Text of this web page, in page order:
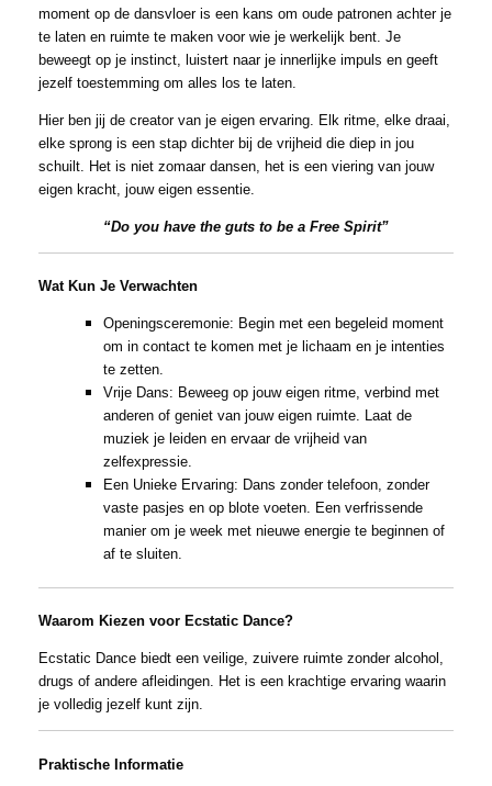
moment op de dansvloer is een kans om oude patronen achter je
te laten en ruimte te maken voor wie je werkelijk bent. Je
beweegt op je instinct, luistert naar je innerlijke impuls en geeft
jezelf toestemming om alles los te laten.
Hier ben jij de creator van je eigen ervaring. Elk ritme, elke draai,
elke sprong is een stap dichter bij de vrijheid die diep in jou
schuilt. Het is niet zomaar dansen, het is een viering van jouw
eigen kracht, jouw eigen essentie.
“Do you have the guts to be a Free Spirit”
Wat Kun Je Verwachten
Openingsceremonie: Begin met een begeleid moment
om in contact te komen met je lichaam en je intenties
te zetten.
Vrije Dans: Beweeg op jouw eigen ritme, verbind met
anderen of geniet van jouw eigen ruimte. Laat de
muziek je leiden en ervaar de vrijheid van
zelfexpressie.
Een Unieke Ervaring: Dans zonder telefoon, zonder
vaste pasjes en op blote voeten. Een verfrissende
manier om je week met nieuwe energie te beginnen of
af te sluiten.
Waarom Kiezen voor Ecstatic Dance?
Ecstatic Dance biedt een veilige, zuivere ruimte zonder alcohol,
drugs of andere afleidingen. Het is een krachtige ervaring waarin
je volledig jezelf kunt zijn.
Praktische Informatie